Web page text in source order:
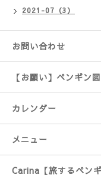
2021-07（3）
お問い合わせ
【お願い】ペンギン
カレンダー
メニュー
Carina【旅するペ